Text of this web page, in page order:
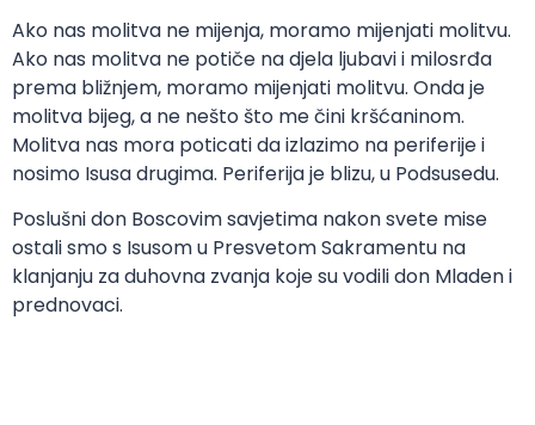
Ako nas molitva ne mijenja, moramo mijenjati molitvu.
Ako nas molitva ne potiče na djela ljubavi i milosrđa
prema bližnjem, moramo mijenjati molitvu. Onda je
molitva bijeg, a ne nešto što me čini kršćaninom.
Molitva nas mora poticati da izlazimo na periferije i
nosimo Isusa drugima. Periferija je blizu, u Podsusedu.
Poslušni don Boscovim savjetima nakon svete mise
ostali smo s Isusom u Presvetom Sakramentu na
klanjanju za duhovna zvanja koje su vodili don Mladen i
prednovaci.